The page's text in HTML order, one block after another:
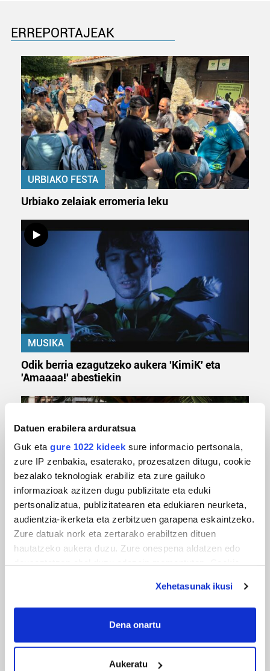
Datuen erabilera arduratsua
Guk eta gure 1022 kideek sure informacio pertsonala,
zure IP zenbakia, esaterako, prozesatzen ditugu, cookie
bezalako teknologiak erabiliz eta zure gailuko
informazioak azitzen dugu publizitate eta eduki
pertsonalizatua, publizitatearen eta edukiaren neurketa,
audientzia-ikerketa eta zerbitzuen garapena eskaintzeko.
Zure datuak nork eta zertarako erabiltzen dituen
hautatzeko aukera duzu. Zure onespena aldatzen edo
If you allow, we would also like to:
Collect information about your geographical
Identify your device by actively scanning it for
Xehetasunak ikusi
Dena onartu
Aukeratu
ERREPORTAJEAK
URBIAKO FESTA
Urbiako zelaiak erromeria leku
MUSIKA
Odik berria ezagutzeko aukera 'KimiK' eta
'Amaaaa!' abestiekin
MUSA
Euxebio eta Ekaitz Zabala: Zumarragako mus
txapelketa irabazi duten aita-semeak